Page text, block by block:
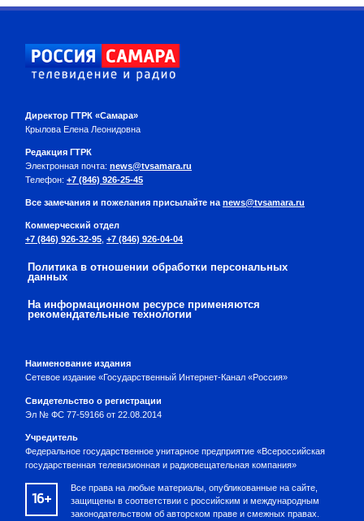
Директор ГТРК «Самара»
Крылова Елена Леонидовна
Редакция ГТРК
Электронная почта: news@tvsamara.ru
Телефон: +7 (846) 926-25-45
Все замечания и пожелания присылайте на news@tvsamara.ru
Коммерческий отдел
+7 (846) 926-32-95 +7 (846) 926-04-04
Политика в отношении обработки персональных
данных
На информационном ресурсе применяются
рекомендательные технологии
Наименование издания
Сетевое издание «Государственный Интернет-Канал «Россия»
Свидетельство о регистрации
Эл № ФС 77-59166 от 22.08.2014
Учредитель
Федеральное государственное унитарное предприятие «Всероссийская
государственная телевизионная и радиовещательная компания»
16+
Все права на любые материалы, опубликованные на сайте,
защищены в соответствии с российским и международным
законодательством об авторском праве и смежных правах.